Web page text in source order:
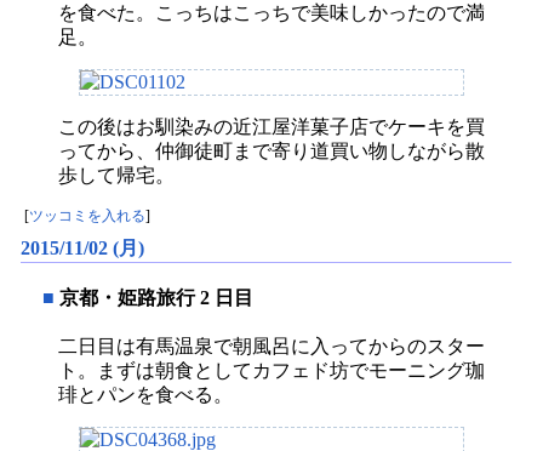
を食べた。こっちはこっちで美味しかったので満
足。
この後はお馴染みの近江屋洋菓子店でケーキを買
ってから、仲御徒町まで寄り道買い物しながら散
歩して帰宅。
[ツッコミを入れる]
2015/11/02 (月)
■ 京都・姫路旅行 2 日目
二日目は有馬温泉で朝風呂に入ってからのスター
ト。まずは朝食としてカフェド坊でモーニング珈
琲とパンを食べる。